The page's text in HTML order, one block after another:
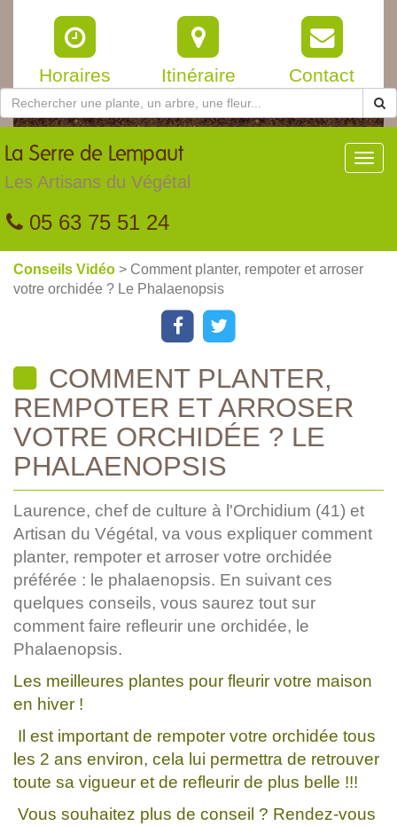
Horaires Itinéraire Contact
La Serre de Lempaut
Les Artisans du Végétal
05 63 75 51 24
Conseils Vidéo > Comment planter, rempoter et arroser
votre orchidée ? Le Phalaenopsis
COMMENT PLANTER,
REMPOTER ET ARROSER
VOTRE ORCHIDÉE ? LE
PHALAENOPSIS
Laurence, chef de culture à l'Orchidium (41) et
Artisan du Végétal, va vous expliquer comment
planter, rempoter et arroser votre orchidée
préférée : le phalaenopsis. En suivant ces
quelques conseils, vous saurez tout sur
comment faire refleurir une orchidée, le
Phalaenopsis.
Les meilleures plantes pour fleurir votre maison
en hiver !
Il est important de rempoter votre orchidée tous
les 2 ans environ, cela lui permettra de retrouver
toute sa vigueur et de refleurir de plus belle !!!
Vous souhaitez plus de conseil ? Rendez-vous